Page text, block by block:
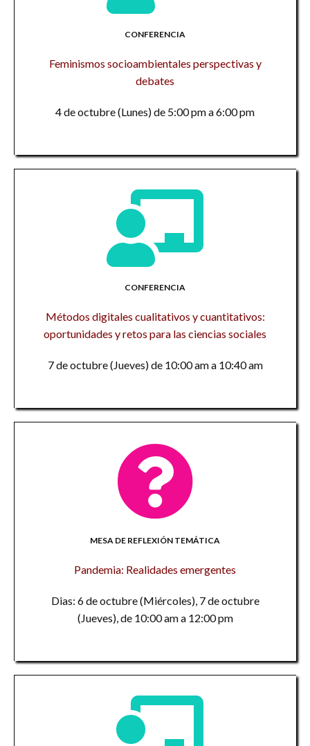
CONFERENCIA
Feminismos socioambientales perspectivas y
debates
4 de octubre (Lunes) de 5:00 pm a 6:00 pm
CONFERENCIA
Métodos digitales cualitativos y cuantitativos:
oportunidades y retos para las ciencias sociales
7 de octubre (Jueves) de 10:00 am a 10:40 am
MESA DE REFLEXIÓN TEMÁTICA
Pandemia: Realidades emergentes
Dias: 6 de octubre (Miércoles), 7 de octubre
(Jueves), de 10:00 am a 12:00 pm